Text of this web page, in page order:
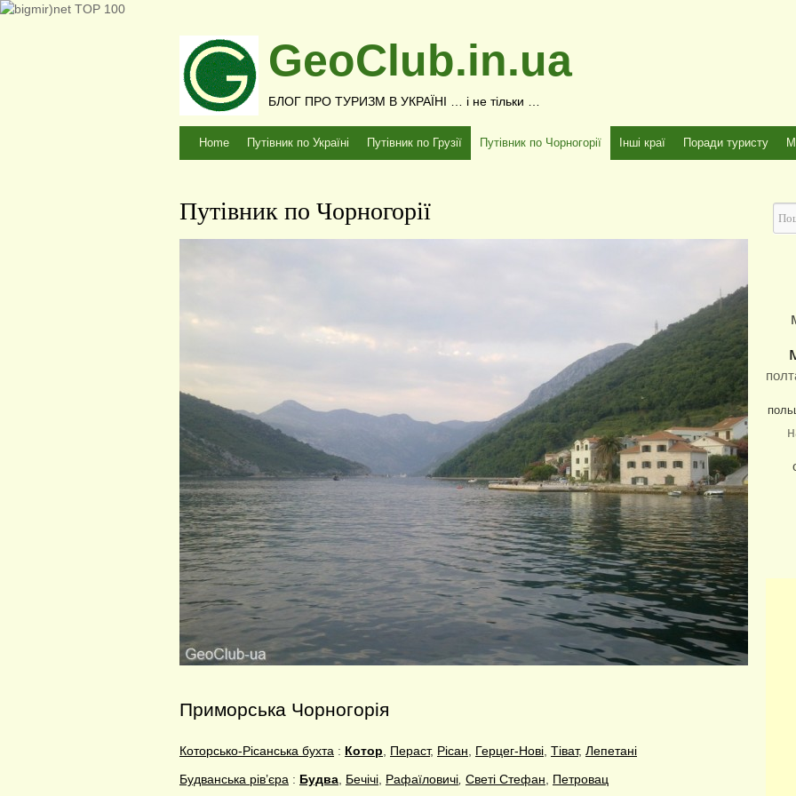
GeoClub.in.ua
БЛОГ ПРО ТУРИЗМ В УКРАЇНІ … і не тільки …
Home Путівник по Україні Путівник по Грузії Путівник по Чорногорії Інші краї Поради туристу
Путівник по Чорногорії
Приморська Чорногорія
Которсько-Рісанська бухта : Котор Пераст, Рісан Герцег-Нові Тіват, Лепетані
Будванська рів’єра : Будва Бечічі Рафаїловичі Светі Стефан
Петровац